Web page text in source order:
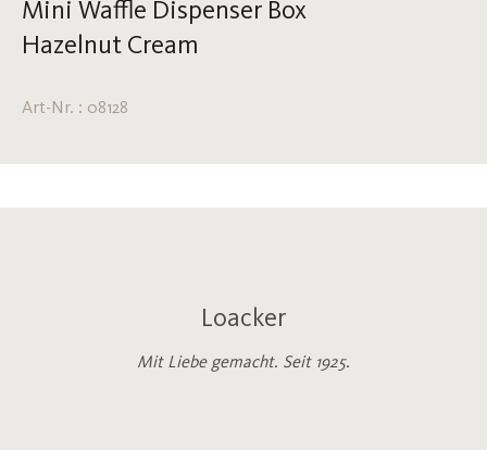
Mini Waffle Dispenser Box
Hazelnut Cream
Art-Nr. : 08128
Loacker
Mit Liebe gemacht. Seit 1925.